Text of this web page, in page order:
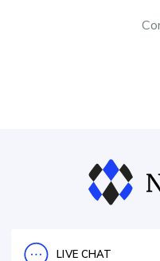
LIVE CHAT